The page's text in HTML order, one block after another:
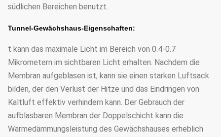
südlichen Bereichen benutzt.
Tunnel-Gewächshaus-Eigenschaften:
t kann das maximale Licht im Bereich von 0.4-0.7
Mikrometern im sichtbaren Licht erhalten. Nachdem die
Membran aufgeblasen ist, kann sie einen starken Luftsack
bilden, der den Verlust der Hitze und das Eindringen von
Kaltluft effektiv verhindern kann. Der Gebrauch der
aufblasbaren Membran der Doppelschicht kann die
Wärmedämmungsleistung des Gewächshauses erheblich